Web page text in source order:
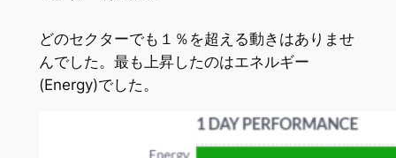
どのセクターでも１％を超える動きはありませ
んでした。最も上昇したのはエネルギー
(Energy)でした。